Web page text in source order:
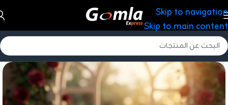
Skip to navigation
Skip to main content